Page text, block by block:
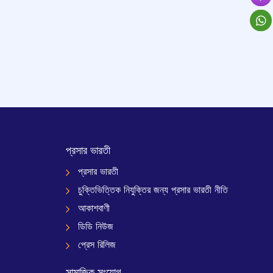
প্রসার ভারতী
প্রসার ভারতী
চুক্তিভিত্তিক নিযুক্তির জন্য প্রসার ভারতী নীতি
আকাশবাণী
ডিডি নিউজ
প্রেস রিলিজ